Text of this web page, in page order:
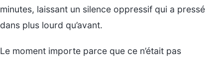
minutes, laissant un silence oppressif qui a pressé
dans plus lourd qu’avant.
Le moment importe parce que ce n’était pas